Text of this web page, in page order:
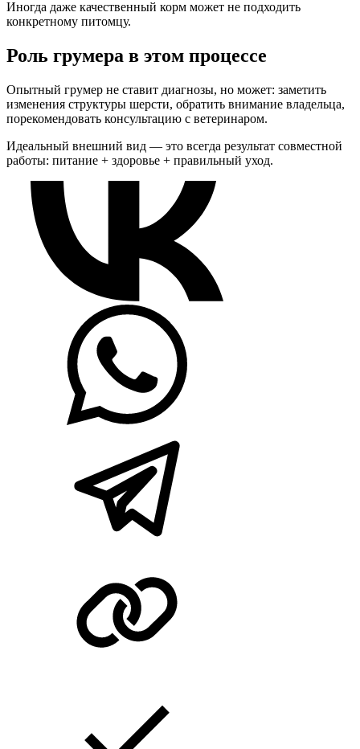
Иногда даже качественный корм может не подходить
конкретному питомцу.
Роль грумера в этом процессе
Опытный грумер не ставит диагнозы, но может: заметить
изменения структуры шерсти, обратить внимание владельца,
порекомендовать консультацию с ветеринаром.
Идеальный внешний вид — это всегда результат совместной
работы: питание + здоровье + правильный уход.